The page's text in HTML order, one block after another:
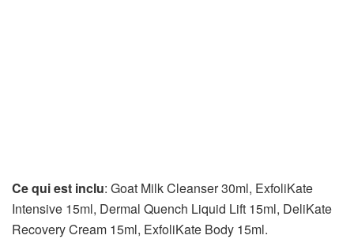
Ce qui est inclu: Goat Milk Cleanser 30ml, ExfoliKate
Intensive 15ml, Dermal Quench Liquid Lift 15ml, DeliKate
Recovery Cream 15ml, ExfoliKate Body 15ml.